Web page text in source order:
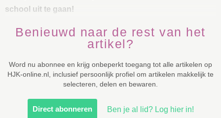
school uit te gaan!
Benieuwd naar de rest van het
artikel?
Word nu abonnee en krijg onbeperkt toegang tot alle artikelen op
HJK-online.nl, inclusief persoonlijk profiel om artikelen makkelijk te
selecteren, delen en bewaren.
Direct abonneren Ben je al lid? Log hier in!